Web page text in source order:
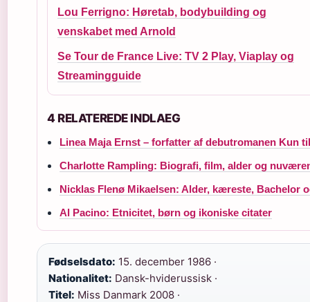
Lou Ferrigno: Høretab, bodybuilding og
venskabet med Arnold
Se Tour de France Live: TV 2 Play, Viaplay og
Streamingguide
4 RELATEREDE INDLAEG
Linea Maja Ernst – forfatter af debutromanen Kun
Charlotte Rampling: Biografi, film, alder og
Nicklas Flenø Mikaelsen: Alder, kæreste, Bachelor
Al Pacino: Etnicitet, børn og ikoniske citater
Fødselsdato: 15. december 1986 ·
Nationalitet: Dansk-hviderussisk ·
Titel: Miss Danmark 2008 ·